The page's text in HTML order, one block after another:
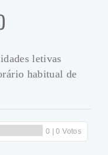
letivas
habitual de